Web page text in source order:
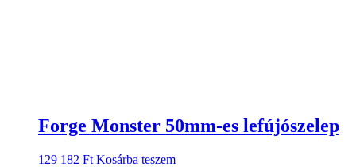
Forge Monster 50mm-es lefújószelep
129 182 Ft Kosárba teszem